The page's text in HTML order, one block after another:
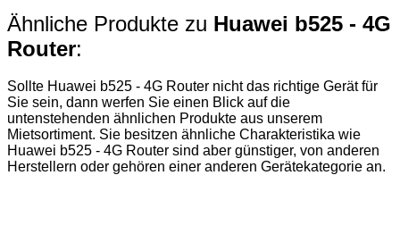
Ähnliche Produkte zu Huawei b525 - 4G
Router:
Sollte Huawei b525 - 4G Router nicht das richtige Gerät für
Sie sein, dann werfen Sie einen Blick auf die
untenstehenden ähnlichen Produkte aus unserem
Mietsortiment. Sie besitzen ähnliche Charakteristika wie
Huawei b525 - 4G Router sind aber günstiger, von anderen
Herstellern oder gehören einer anderen Gerätekategorie an.